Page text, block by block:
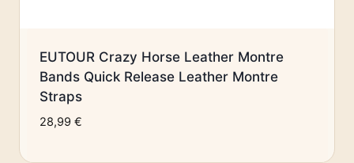
EUTOUR Crazy Horse Leather Montre
Bands Quick Release Leather Montre
Straps
28,99 €